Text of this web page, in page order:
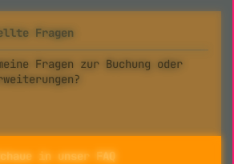
Fragen
Fragen zur Buchung oder
in unser FAQ